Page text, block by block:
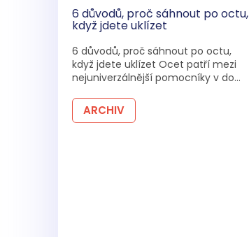
6 důvodů, proč sáhnout po octu,
když jdete uklízet
6 důvodů, proč sáhnout po octu,
když jdete uklízet Ocet patří mezi
nejuniverzálnější pomocníky v do...
ARCHIV